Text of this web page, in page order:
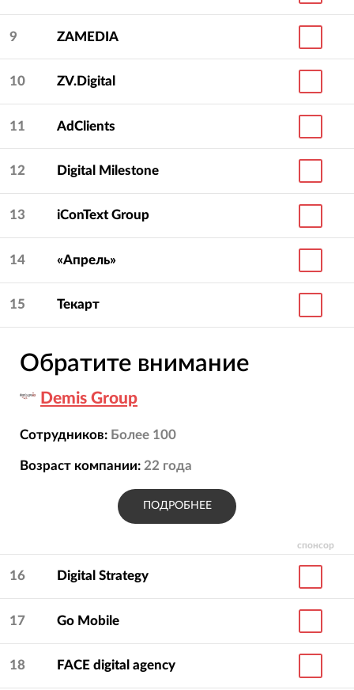
9 ZAMEDIA
10 ZV.Digital
11 AdClients
12 Digital Milestone
13 iConText Group
14 «Апрель»
15 Текарт
спонсор
Обратите внимание
Demis Group
Сотрудников: Более 100
Возраст компании: 22 года
ПОДРОБНЕЕ
16 Digital Strategy
17 Go Mobile
18 FACE digital agency